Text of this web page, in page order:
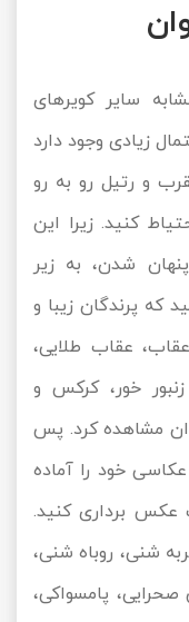
سایر کویرهای
زیادی وجود دارد
و رتیل رو به رو
کنید. زیرا این
شدن، به زیر
که پرندگان زیبا و
عقاب طلایی،
خور، کرکس و
مشاهده کرد. پس
خود را آماده
عکس برداری کنید.
شنی، روباه شنی،
پامسواکی،